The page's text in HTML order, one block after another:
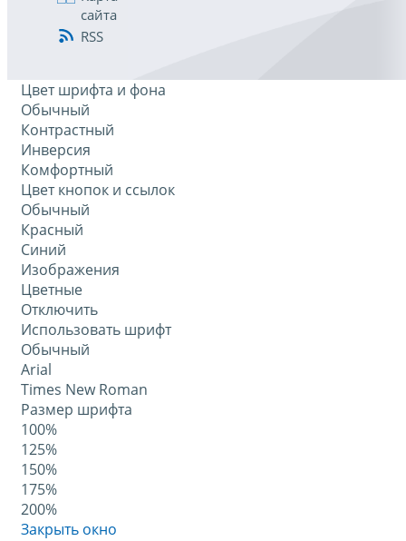
сайта
RSS
Цвет шрифта и фона
Обычный
Контрастный
Инверсия
Комфортный
Цвет кнопок и ссылок
Обычный
Красный
Синий
Изображения
Цветные
Отключить
Использовать шрифт
Обычный
Arial
Times New Roman
Размер шрифта
100%
125%
150%
175%
200%
Закрыть окно